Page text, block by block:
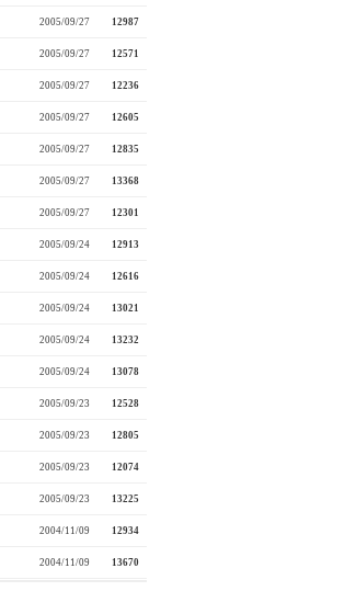
2005/09/27 12987
2005/09/27 12571
2005/09/27 12236
2005/09/27 12605
2005/09/27 12835
2005/09/27 13368
2005/09/27 12301
2005/09/24 12913
2005/09/24 12616
2005/09/24 13021
2005/09/24 13232
2005/09/24 13078
2005/09/23 12528
2005/09/23 12805
2005/09/23 12074
2005/09/23 13225
2004/11/09 12934
2004/11/09 13670